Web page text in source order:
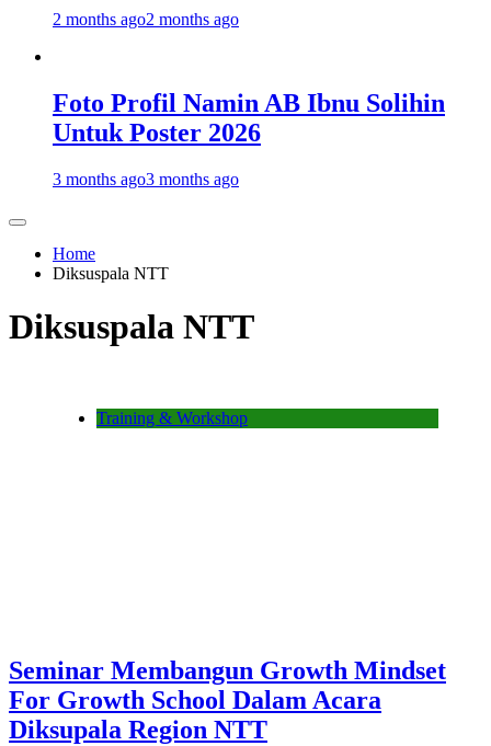
2 months ago2 months ago
Foto Profil Namin AB Ibnu Solihin
Untuk Poster 2026
3 months ago3 months ago
Home
Diksuspala NTT
Diksuspala NTT
Training & Workshop
Seminar Membangun Growth Mindset
For Growth School Dalam Acara
Diksupala Region NTT